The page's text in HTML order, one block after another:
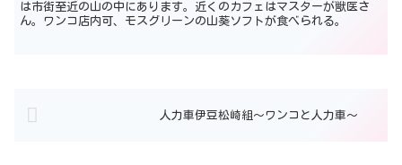
は市街至近の山の中にあります。近くのカフェはマスターが獣医さ
ん。ワンコ店内可、モスグリーンの山葵ソフトが食べられる。
人力車伊豆松崎組～ワンコと人力車～